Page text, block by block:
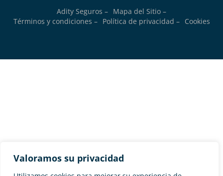
Valoramos su privacidad
Adity Seguros – Mapa del Sitio –
Términos y condiciones –
Política de privacidad – Cookies